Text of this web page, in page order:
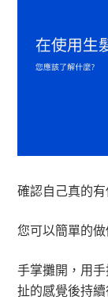
確認自己真的
您可以簡單的
手掌攤開，用
扯的感覺後持